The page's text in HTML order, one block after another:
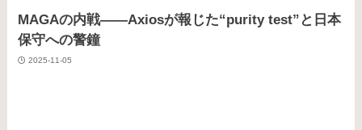
MAGAの内戦――Axiosが報じた“purity test”と日本
保守への警鐘
2025-11-05